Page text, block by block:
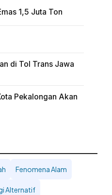
1,5 Juta Ton
di Tol Trans Jawa
Pekalongan Akan
Fenomena Alam
Alternatif